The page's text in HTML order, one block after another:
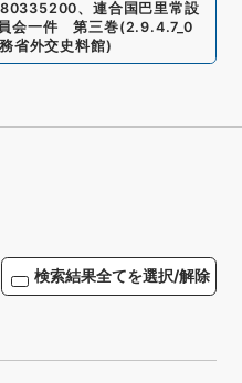
、 連合国巴里常設
会一件 第三巻(2.9.4.7_0
省外交史料館)
検索結果全てを選択/解除